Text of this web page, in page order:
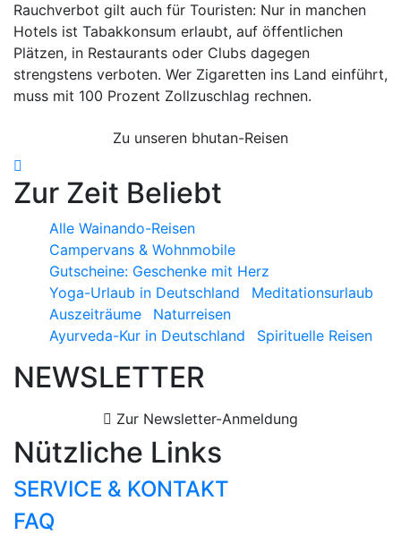
Rauchverbot gilt auch für Touristen: Nur in manchen
Hotels ist Tabakkonsum erlaubt, auf öffentlichen
Plätzen, in Restaurants oder Clubs dagegen
strengstens verboten. Wer Zigaretten ins Land einführt,
muss mit 100 Prozent Zollzuschlag rechnen.
Zu unseren bhutan-Reisen
Zur Zeit Beliebt
Alle Wainando-Reisen
Campervans & Wohnmobile
Gutscheine: Geschenke mit Herz
Yoga-Urlaub in Deutschland
Meditationsurlaub
Auszeiträume
Naturreisen
Ayurveda-Kur in Deutschland
Spirituelle Reisen
NEWSLETTER
Zur Newsletter-Anmeldung
Nützliche Links
SERVICE & KONTAKT
FAQ